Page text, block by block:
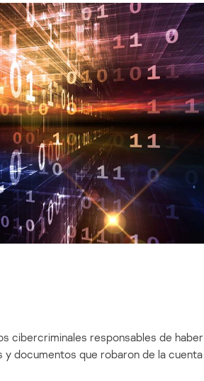
cibercriminales responsables de
y documentos que robaron de la